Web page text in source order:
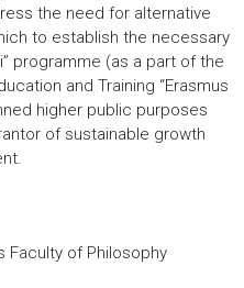
the need for alternative
to establish the necessary
programme (as a part of the
and Training “Erasmus
higher public purposes
of sustainable growth
Faculty of Philosophy